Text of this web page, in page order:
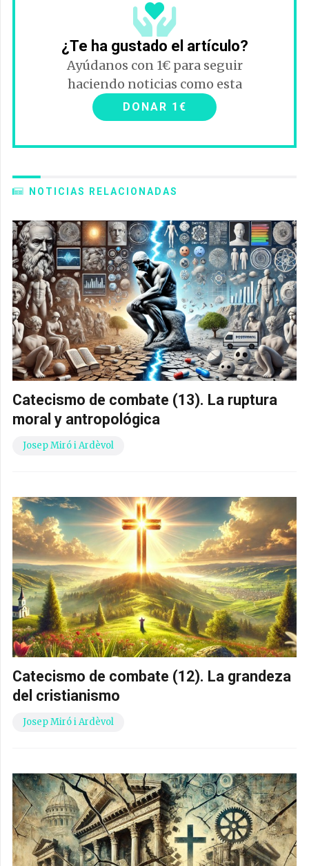
¿Te ha gustado el artículo?
Ayúdanos con 1€ para seguir
haciendo noticias como esta
DONAR 1€
NOTICIAS RELACIONADAS
Catecismo de combate (13). La ruptura
moral y antropológica
Josep Miró i Ardèvol
Catecismo de combate (12). La grandeza
del cristianismo
Josep Miró i Ardèvol